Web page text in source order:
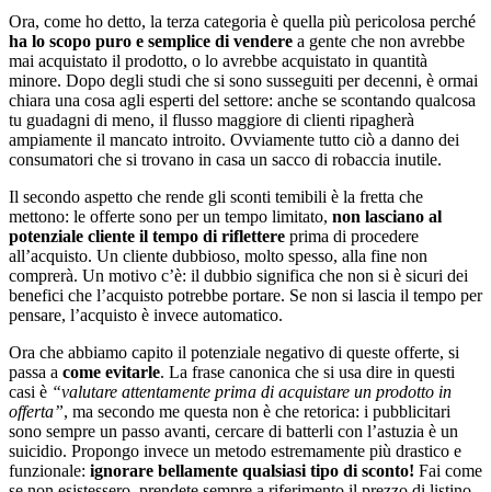
Ora, come ho detto, la terza categoria è quella più pericolosa perché
ha lo scopo puro e semplice di vendere a gente che non avrebbe
mai acquistato il prodotto, o lo avrebbe acquistato in quantità
minore. Dopo degli studi che si sono susseguiti per decenni, è ormai
chiara una cosa agli esperti del settore: anche se scontando qualcosa
tu guadagni di meno, il flusso maggiore di clienti ripagherà
ampiamente il mancato introito. Ovviamente tutto ciò a danno dei
consumatori che si trovano in casa un sacco di robaccia inutile.
Il secondo aspetto che rende gli sconti temibili è la fretta che
mettono: le offerte sono per un tempo limitato, non lasciano al
potenziale cliente il tempo di riflettere prima di procedere
all’acquisto. Un cliente dubbioso, molto spesso, alla fine non
comprerà. Un motivo c’è: il dubbio significa che non si è sicuri dei
benefici che l’acquisto potrebbe portare. Se non si lascia il tempo per
pensare, l’acquisto è invece automatico.
Ora che abbiamo capito il potenziale negativo di queste offerte, si
passa a come evitarle. La frase canonica che si usa dire in questi
casi è “valutare attentamente prima di acquistare un prodotto in
offerta”, ma secondo me questa non è che retorica: i pubblicitari
sono sempre un passo avanti, cercare di batterli con l’astuzia è un
suicidio. Propongo invece un metodo estremamente più drastico e
funzionale: ignorare bellamente qualsiasi tipo di sconto! Fai come